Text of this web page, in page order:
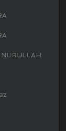
NURULLAH